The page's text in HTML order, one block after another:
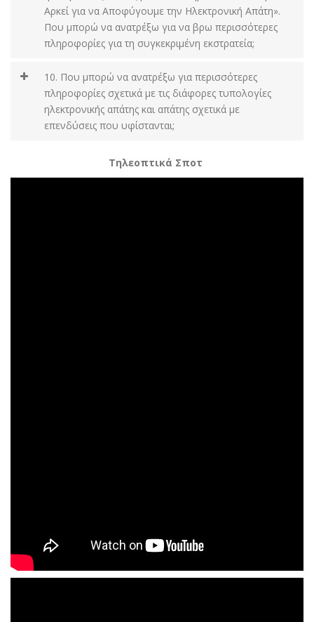
Αρκεί για να Αποφύγουμε την Ηλεκτρονική Απάτη».
Που μπορώ να ανατρέξω για να βρω περισσότερες
πληροφορίες για τη συγκεκριμένη εκστρατεία;
10. Που μπορώ να ανατρέξω για περισσότερες
πληροφορίες σχετικά με τις διάφορες τυπολογίες
ηλεκτρονικής απάτης και απάτης σχετικά με
επενδύσεις που υφίστανται;
Τηλεοπτικά Σποτ